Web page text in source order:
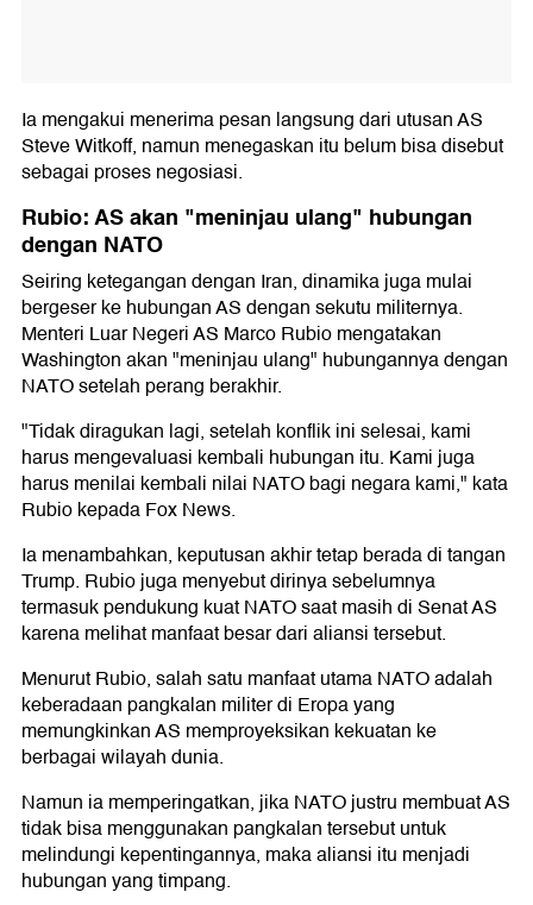
Ia mengakui menerima pesan langsung dari utusan AS
Steve Witkoff, namun menegaskan itu belum bisa disebut
sebagai proses negosiasi.
Rubio: AS akan "meninjau ulang" hubungan
dengan NATO
Seiring ketegangan dengan Iran, dinamika juga mulai
bergeser ke hubungan AS dengan sekutu militernya.
Menteri Luar Negeri AS Marco Rubio mengatakan
Washington akan "meninjau ulang" hubungannya dengan
NATO setelah perang berakhir.
"Tidak diragukan lagi, setelah konflik ini selesai, kami
harus mengevaluasi kembali hubungan itu. Kami juga
harus menilai kembali nilai NATO bagi negara kami," kata
Rubio kepada Fox News.
Ia menambahkan, keputusan akhir tetap berada di tangan
Trump. Rubio juga menyebut dirinya sebelumnya
termasuk pendukung kuat NATO saat masih di Senat AS
karena melihat manfaat besar dari aliansi tersebut.
Menurut Rubio, salah satu manfaat utama NATO adalah
keberadaan pangkalan militer di Eropa yang
memungkinkan AS memproyeksikan kekuatan ke
berbagai wilayah dunia.
Namun ia memperingatkan, jika NATO justru membuat AS
tidak bisa menggunakan pangkalan tersebut untuk
melindungi kepentingannya, maka aliansi itu menjadi
hubungan yang timpang.